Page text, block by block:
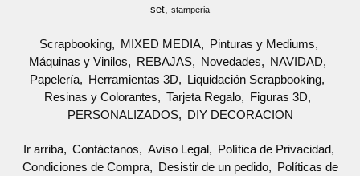
set stamperia
Scrapbooking MIXED MEDIA
Pinturas y Mediums
Máquinas y Vinilos
REBAJAS Novedades
NAVIDAD
Papelería
Herramientas 3D
Liquidación Scrapbooking
Resinas y Colorantes
Tarjeta Regalo
Figuras 3D
PERSONALIZADOS
DIY DECORACION
Ir arriba Contáctanos Aviso Legal
Política de Privacidad
Condiciones de Compra
Desistir de un pedido
Políticas de